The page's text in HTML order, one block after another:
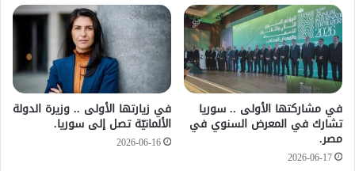
في مشاركتها الأولى .. سوريا
تشارك في المعرض السنوي في
مصر.
2026-06-17
في زيارتها الأولى .. وزيرة الدولة
الألمانيّة تصل إلى سوريا.
2026-06-16